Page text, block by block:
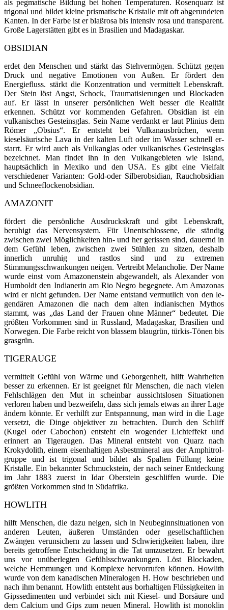
als pegmatische Bildung bei hohen Tempera­turen. Rosenquarz ist
trigonal und bildet kleine prismatische Kristalle mit oft abgerundeten
Kan­ten. In der Farbe ist er blaßrosa bis intensiv rosa und transparent.
Große Lagerstätten gibt es in Brasilien und Mada­gaskar.
OBSIDIAN
erdet den Menschen und stärkt das Stehvermögen. Schützt gegen
Druck und negative Emotionen von Außen. Er fördert den
Energiefluss. stärkt die Konzentration und vermittelt Lebenskraft.
Der Stein löst Angst, Schock, Traumatisierungen und Blockaden
auf. Er lässt in unserer persönlichen Welt besser die Realität
erkennen. Schützt vor kommenden Gefahren. Obsidian ist ein
vulkanisches Gesteinsglas. Sein Name verdankt er laut Plinius dem
Römer „Obsius“. Er ent­steht bei Vulkan­ausbrüchen, wenn
kieselsäurische Lava in der kalten Luft oder im Wasser schnell er­
starrt. Er wird auch als Vulkan­glas oder vulkanisches Gesteinsglas
bezeichnet. Man findet ihn in den Vulkangebie­ten wie Island,
hauptsächlich in Mexiko und den USA. Es gibt eine Vielfalt
verschiedener Varianten: Gold-oder Silberobsidian, Rauchobsidian
und Schneeflockenobsidian.
AMAZONIT
fördert die persönliche Ausdruckskraft und gibt Lebenskraft,
beruhigt das Nervensystem. Für Unentschlossene, die ständig
zwischen zwei Möglichkeiten hin- und her gerissen sind, dauernd in
dem Gefühl leben, zwischen zwei Stühlen zu sitzen, deshalb
innerlich unruhig und rastlos sind und zu extremen
Stimmungsschwankungen neigen. Vertreibt Melancholie. Der Name
wurde einst vom Amazonenstein abgewandelt, als Alexander von
Humboldt den Indianerin am Rio Negro begegnete. Am Amazonas
wird er nicht gefunden. Der Name entstand vermutlich von den le­
gendären Amazonen die nach dem alten indianischen Mythos
stammt, was „das Land der Frauen ohne Männer“ bedeutet. Die
größten Vor­kommen sind in Russland, Madagaskar, Brasilien und
Norwe­gen. Die Farbe reicht von blassem blaugrün, türkis-Tönen bis
grasgrün.
TIGERAUGE
vermittelt Gefühl von Wärme und Geborgenheit, hilft Wahrheiten
besser zu erkennen. Er ist geeignet für Menschen, die nach vielen
Fehlschlägen den Mut in scheinbar aussichtslosen Situationen
verloren haben und bezweifeln, dass sich jemals etwas an ihrer Lage
ändern könnte. Er verhilft zur Entspannung, man wird in die Lage
versetzt, die Dinge objektiver zu betrachten. Durch den Schliff
(Kugel oder Cabochon) entsteht ein wogender Lichteffekt und
erinnert an Tige­raugen. Das Mineral entsteht von Quarz nach
Krokydolith, einem eisenhaltigen Asbestmineral aus der Amphitrol­
gruppe und ist trigonal und bildet als Spalten Füllung keine
Kristalle. Ein bekannter Schmuckstein, der nach seiner Entdeckung
im Jahr 1883 zuerst in Idar Oberstein geschliffen wur­de. Die
größten Vorkommen sind in Südafrika.
HOWLITH
hilft Menschen, die dazu neigen, sich in Neubeginnsituationen von
anderen Leuten, äußeren Umständen oder gesellschaftlichen
Zwängen verunsichern zu lassen und Schwierigkeiten haben, ihre
bereits getroffene Entscheidung in die Tat umzusetzen. Er bewahrt
uns vor unüberlegten Gefühlsschwankungen. Löst Blockaden,
welche Hemmungen und Komplexe hervorrufen können. Howlith
wurde von dem kanadischen Mineralogen H. How beschrieben und
nach ihm benannt. Howlith entsteht aus borhaltigen Flüssigkeiten in
Gipssedimenten und verbindet sich mit Kiesel- und Borsäure und
dem Calcium und Gips zum neuen Mineral. Howlith ist monoklin